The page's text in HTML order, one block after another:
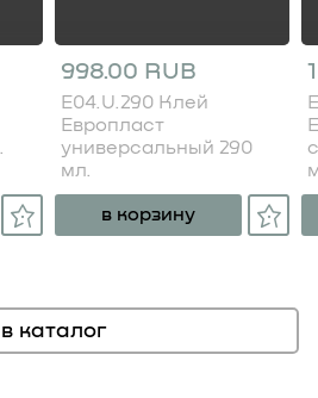
998.00 RUB
E04.U.290 Клей
Европласт
универсальный 290
мл.
в корзину
в каталог